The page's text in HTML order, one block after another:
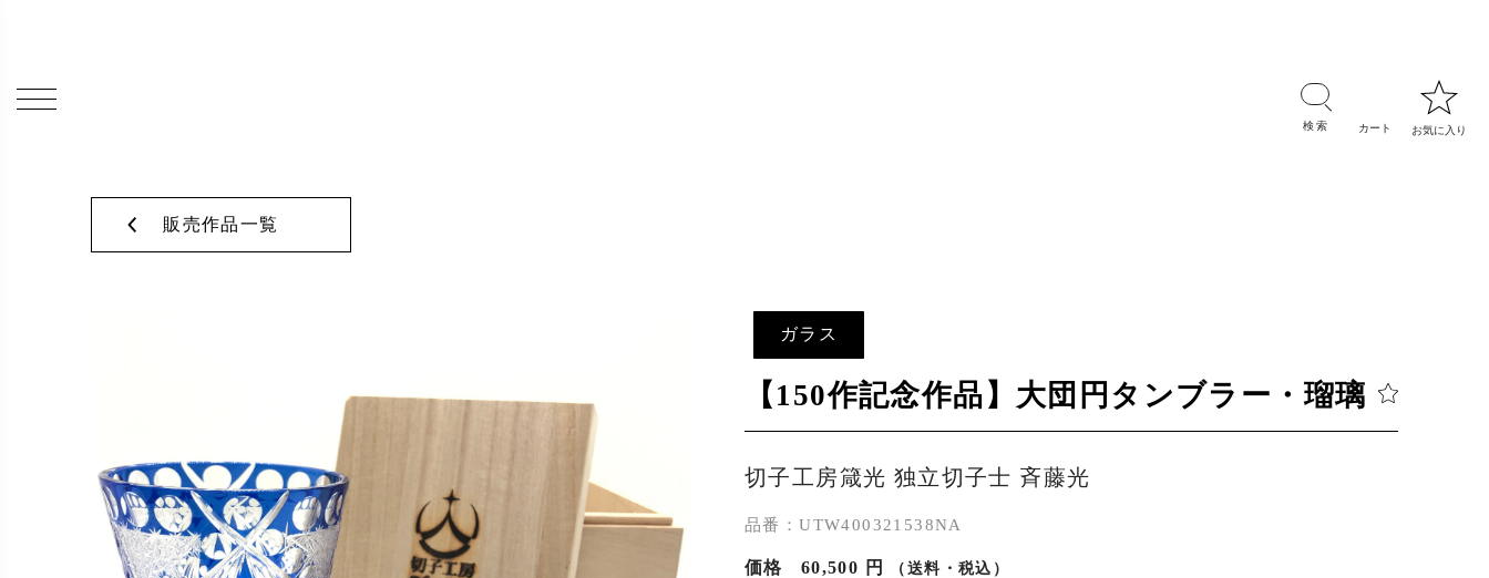
販売作品一覧
ガラス
【150作記念作品】大団円タンブラー・瑠璃
切子工房箴光 独立切子士 斉藤光
品番：UTW400321538NA
価格 60,500 円 （送料・税込）